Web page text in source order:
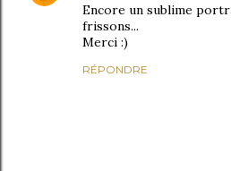
Encore un sublime
frissons...
Merci :)
RÉPONDRE